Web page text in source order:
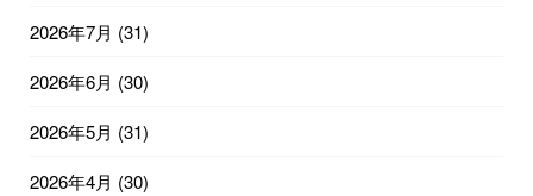
2026年7月 (31)
2026年6月 (30)
2026年5月 (31)
2026年4月 (30)